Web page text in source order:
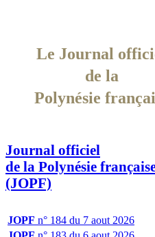
Le Journal
de la
Polynésie
Journal officiel
de la Polynésie
(JOPF)
JOPF n° 184 du 7 aout 2026